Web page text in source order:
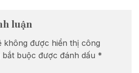
luận
không được hiển thị công
bắt buộc được đánh dấu *